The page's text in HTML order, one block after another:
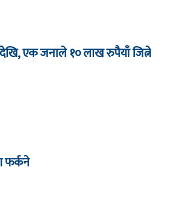
एक जनाले १० लाख रुपैयाँ जित्ने
फर्कने